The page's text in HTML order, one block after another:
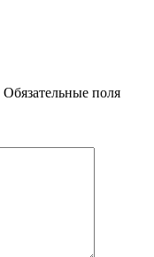
Обязательные поля